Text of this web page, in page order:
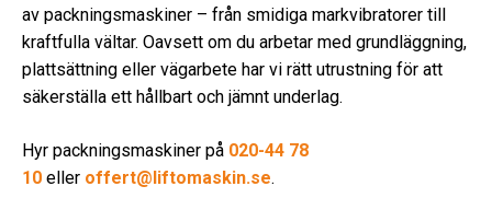
av packningsmaskiner – från smidiga markvibratorer till
kraftfulla vältar. Oavsett om du arbetar med grundläggning,
plattsättning eller vägarbete har vi rätt utrustning för att
säkerställa ett hållbart och jämnt underlag.
Hyr packningsmaskiner på 020-44 78
10 eller offert@liftomaskin.se.